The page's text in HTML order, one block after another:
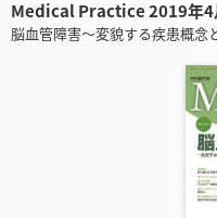
Medical Practice 2019年4
脳血管障害～変貌する疾患概念